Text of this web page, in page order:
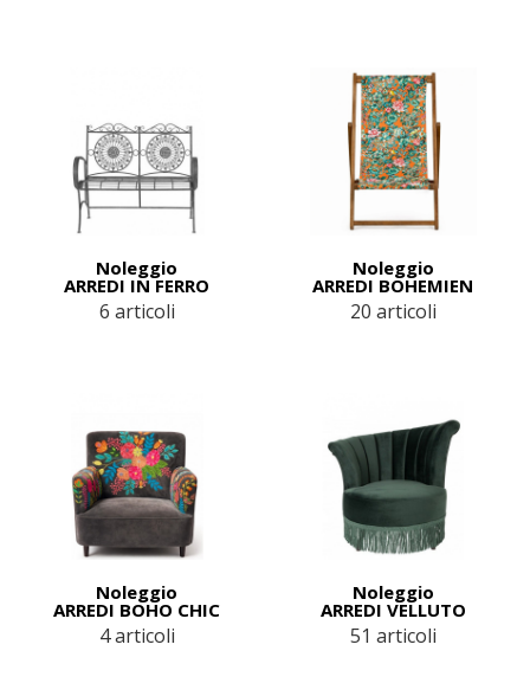
Noleggio
ARREDI IN FERRO
6 articoli
Noleggio
ARREDI BOHEMIEN
20 articoli
Noleggio
ARREDI BOHO CHIC
4 articoli
Noleggio
ARREDI VELLUTO
51 articoli